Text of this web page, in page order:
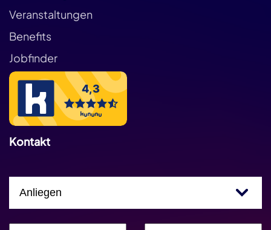
Veranstaltungen
Benefits
Jobfinder
Kontakt